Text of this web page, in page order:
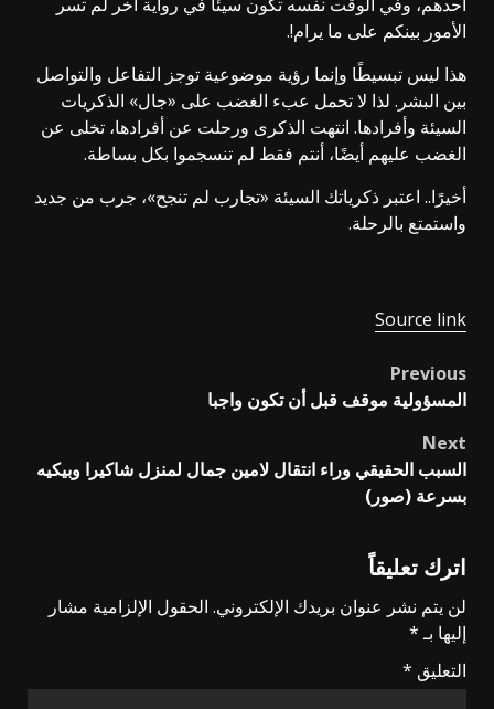
الأمور بينكم على ما يرام!.
هذا ليس تبسيطًا وإنما رؤية موضوعية توجز التفاعل والتواصل
بين البشر. لذا لا تحمل عبء الغضب على «جال» الذكريات
السيئة وأفرادها. انتهت الذكرى ورحلت عن أفرادها، تخلى عن
الغضب عليهم أيضًا، أنتم فقط لم تنسجموا بكل بساطة.
أخيرًا.. اعتبر ذكرياتك السيئة «تجارب لم تنجح»، جرب من جديد
واستمتع بالرحلة.
Source link
Post
navigation
Previous
المسؤولية موقف قبل أن تكون واجبا
Next
السبب الحقيقي وراء انتقال لامين جمال لمنزل شاكيرا وبيكيه
بسرعة (صور)
اترك تعليقاً
لن يتم نشر عنوان بريدك الإلكتروني. الحقول الإلزامية مشار
إليها بـ*
التعليق *